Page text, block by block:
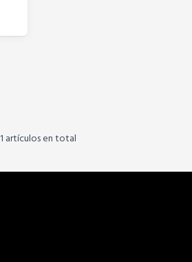
1 artículos en total